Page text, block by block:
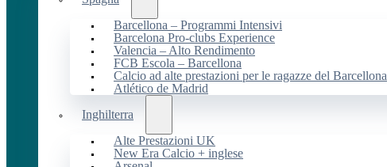
Barcellona – Programmi Intensivi
Barcelona Pro-clubs Experience
Valencia – Alto Rendimento
FCB Escola – Barcellona
Calcio ad alte prestazioni per le ragazze del Barcellona
Atlético de Madrid
Inghilterra
Alte Prestazioni UK
New Era Calcio + inglese